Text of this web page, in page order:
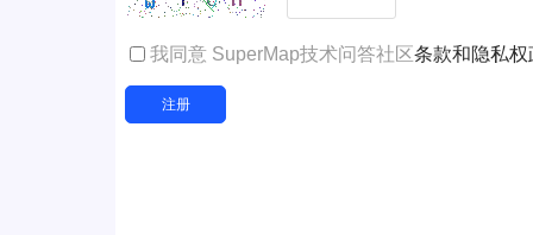
我同意 SuperMap技术问答社区条款和隐私权